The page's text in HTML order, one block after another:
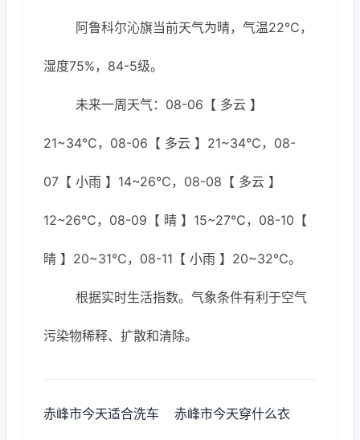
阿鲁科尔沁旗当前天气为晴，气温22℃，
湿度75%，84-5级。
未来一周天气：08-06【 多云 】
21~34℃，08-06【 多云 】21~34℃，08-
07【 小雨 】14~26℃，08-08【 多云 】
12~26℃，08-09【 晴 】15~27℃，08-10【
晴 】20~31℃，08-11【 小雨 】20~32℃。
根据实时生活指数。气象条件有利于空气
污染物稀释、扩散和清除。
赤峰市今天适合洗车 赤峰市今天穿什么衣